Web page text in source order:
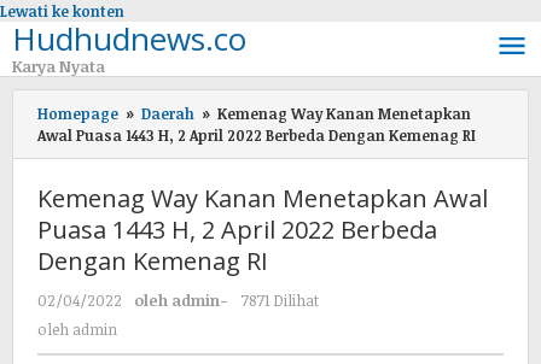
Lewati ke konten
Hudhudnews.co
Karya Nyata
Homepage » Daerah » Kemenag Way Kanan Menetapkan
Awal Puasa 1443 H, 2 April 2022 Berbeda Dengan Kemenag RI
Kemenag Way Kanan Menetapkan Awal
Puasa 1443 H, 2 April 2022 Berbeda
Dengan Kemenag RI
02/04/2022 oleh admin-
7871 Dilihat
oleh admin